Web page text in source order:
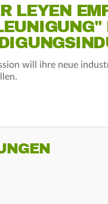
LEYEN
will ihre neue